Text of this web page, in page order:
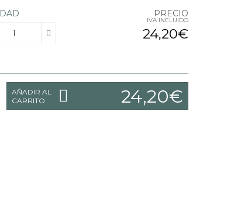
PRECIO
IVA INCLUIDO
24,20€
AÑADIR AL
CARRITO
24,20€